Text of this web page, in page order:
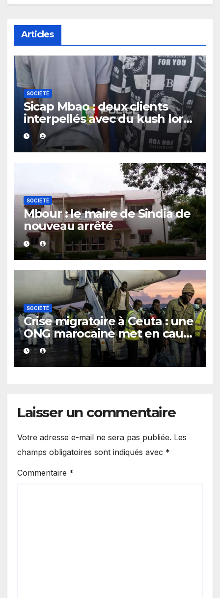
Articles
SOCIÉTÉ
Sicap Mbao : deux clients
interpellés avec du kush lors
d’un contrôle de police dans
un bar
SOCIÉTÉ
Mbour : le maire de Sindia de
nouveau arrêté
SOCIÉTÉ
Crise migratoire à Ceuta : une
ONG marocaine met en cause
les responsabilités de Rabat
et de Madrid
Laisser un commentaire
Votre adresse e-mail ne sera pas publiée. Les
champs obligatoires sont indiqués avec *
Commentaire *